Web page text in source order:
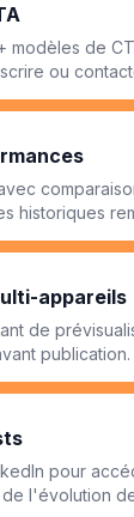
modèles de
ou
historiques
appareils
de
publication.
pour
l'évolution